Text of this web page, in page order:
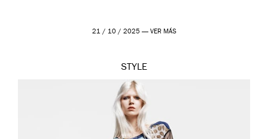
21 / 10 / 2025 — VER MÁS
STYLE